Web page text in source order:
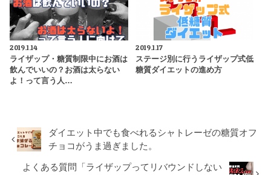
2019.1.14
ライザップ・糖質制限中にお酒は
飲んでいいの？お酒は太らない
よ！って言う人…
2019.1.17
ステージ別に行うライザップ式低
糖質ダイエットの進め方
ダイエット中でも食べれるシャトレーゼの糖質オフ
チョコがうま過ぎました。
よくある質問「ライザップってリバウンドしない